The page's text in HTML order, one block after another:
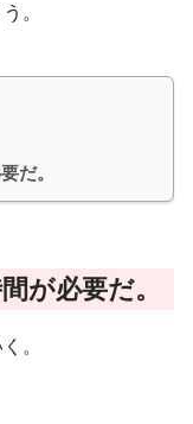
。
だ。
が必要だ。
。